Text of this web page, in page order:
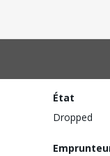
État
Dropped